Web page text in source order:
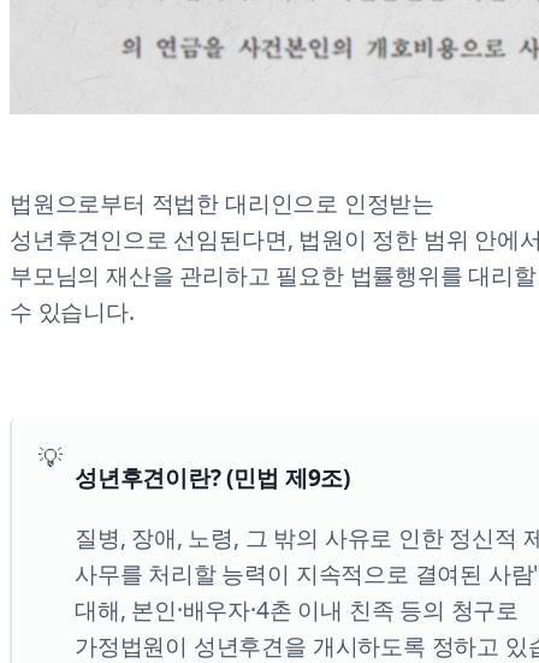
법원으로부터 적법한 대리인으로 인정받는
성년후견인으로 선임된다면, 법원이 정한 범위 안에
부모님의 재산을 관리하고 필요한 법률행위를 대리할
수 있습니다.
성년후견이란? (민법 제9조)
질병, 장애, 노령, 그 밖의 사유로 인한 정신적
사무를 처리할 능력이 지속적으로 결여된 사
대해, 본인·배우자·4촌 이내 친족 등의 청구로
가정법원이 성년후견을 개시하도록 정하고 있